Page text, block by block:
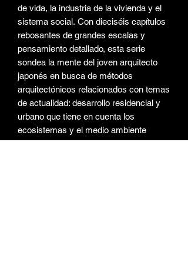
de vida, la industria de la vivienda y el
sistema social. Con dieciséis capítulos
rebosantes de grandes escalas y
pensamiento detallado, esta serie
sondea la mente del joven arquitecto
japonés en busca de métodos
arquitectónicos relacionados con temas
de actualidad: desarrollo residencial y
urbano que tiene en cuenta los
ecosistemas y el medio ambiente
global, hogares sin conexión a la red